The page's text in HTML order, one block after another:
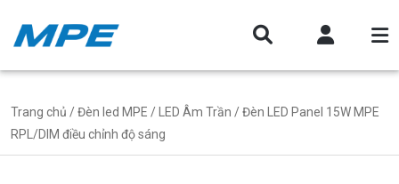
Trang chủ /Đèn led MPE / LED Âm Trần / Đèn LED Panel 15W MPE
RPL/DIM điều chỉnh độ sáng